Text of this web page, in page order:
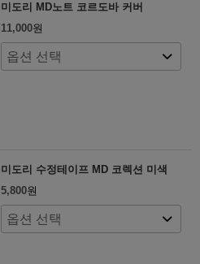
미도리 MD노트 코르도바 커버
11,000원
미도리 수정테이프 MD 코렉션 미색
5,800원